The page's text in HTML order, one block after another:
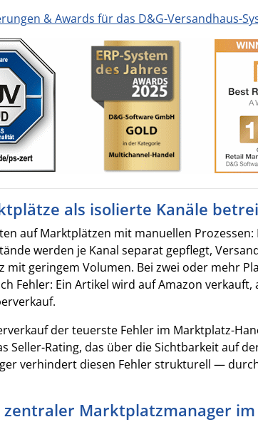
& Awards für das D&G-Versandhaus-
als isolierte Kanäle
auf Marktplätzen mit manuellen
werden je Kanal separat gepflegt,
geringem Volumen. Bei zwei oder mehr
Fehler: Ein Artikel wird auf Amazon
der teuerste Fehler im Marktplatz-
Rating, das über die Sichtbarkeit auf
verhindert diesen Fehler strukturell —
zentraler Marktplatzmanager im